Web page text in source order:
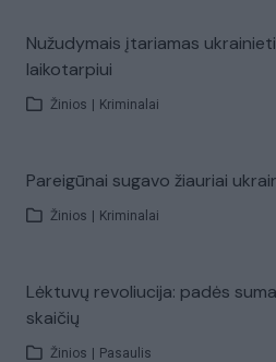
Nužudymais įtariamas
laikotarpiui
Žinios | Kriminalai
Pareigūnai sugavo žiauriai
Žinios | Kriminalai
Lėktuvų revoliucija: padės
skaičių
Žinios | Pasaulis